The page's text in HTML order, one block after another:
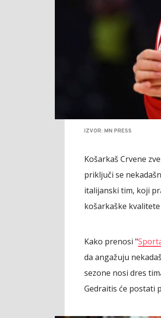
IZVOR: MN PRESS
Košarkaš Crvene
priključi se
italijanski tim, koji
košarkaške
Kako prenosi "
da angažuju
sezone nosi dres
Gedraitis će postati